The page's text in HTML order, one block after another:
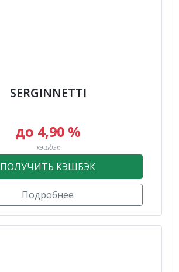
SERGINNETTI
до 4,90 %
кэшбэк
ПОЛУЧИТЬ КЭШБЭК
Подробнее